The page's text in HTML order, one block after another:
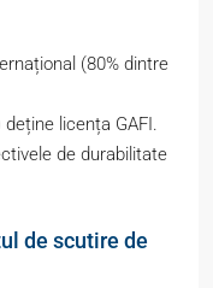
(80% dintre
licența GAFI.
de durabilitate
de scutire de